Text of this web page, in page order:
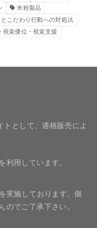
米粉製品
こだわり行動への対処法
視覚優位・視覚支援
として、適格販売によ
利用しています。
実施しております。個
のでご了承下さい。